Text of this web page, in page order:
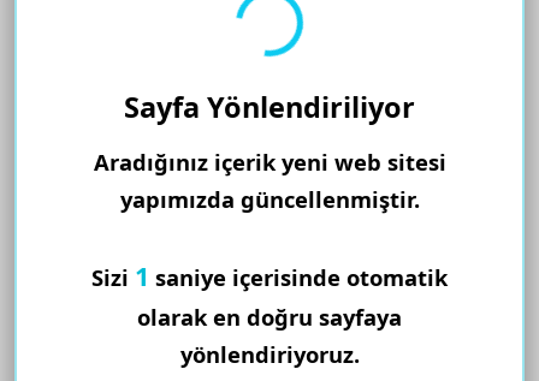
Yükleniyor...
Sayfa Yönlendiriliyor
Aradığınız içerik yeni web sitesi
yapımızda güncellenmiştir.
Sizi 1 saniye içerisinde otomatik
olarak en doğru sayfaya
yönlendiriyoruz.